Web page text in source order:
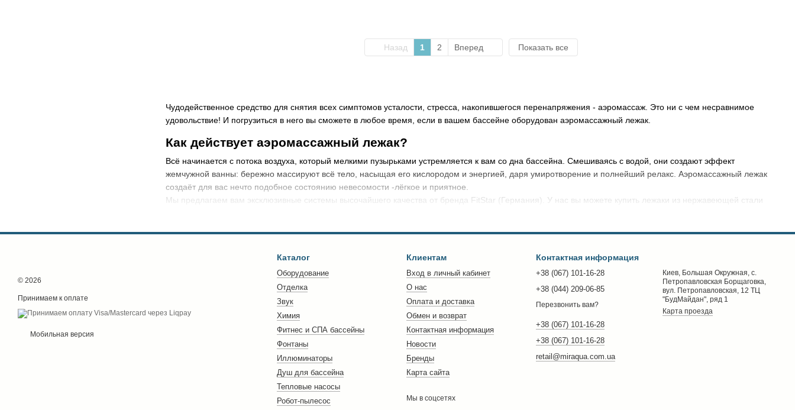
Чудодейственное средство для снятия всех симптомов усталости, стресса, накопившегося перенапряжения - аэромассаж. Это ни с чем несравнимое
удовольствие! И погрузиться в него вы сможете в любое время, если в вашем бассейне оборудован аэромассажный лежак.
Как действует аэромассажный лежак?
Всё начинается с потока воздуха, который мелкими пузырьками устремляется к вам со дна бассейна. Смешиваясь с водой, они создают эффект
жемчужной ванны: бережно массируют всё тело, насыщая его кислородом и энергией, даря умиротворение и полнейший релакс. Аэромассажный лежак
создаёт для вас нечто подобное состоянию невесомости -лёгкое и приятное.
Мы предлагаем вам эксклюзивные системы высочайшего качества от бренда FitStar (Германия). У нас вы можете купить лежаки из нержавеющей стали
Назад 1 2 Вперед Показать все
© 2026
Принимаем к оплате
Мобильная версия
Каталог
Оборудование
Отделка
Звук
Химия
Фитнес и СПА бассейны
Фонтаны
Иллюминаторы
Душ для бассейна
Тепловые насосы
Робот-пылесос
Клиентам
Вход в личный кабинет
О нас
Оплата и доставка
Обмен и возврат
Контактная информация
Новости
Бренды
Карта сайта
Мы в соцсетях
Контактная информация
+38 (067) 101-16-28
+38 (044) 209-06-85
Перезвонить вам?
+38 (067) 101-16-28
+38 (067) 101-16-28
retail@miraqua.com.ua
Киев, Большая Окружная, с.
Петропавловская Борщаговка,
вул. Петропавловская, 12 ТЦ
"БудМайдан", ряд 1
Карта проезда